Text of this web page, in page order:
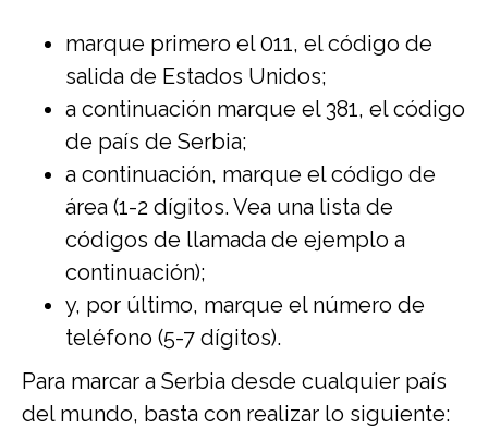
marque primero el 011, el código de
salida de Estados Unidos;
a continuación marque el 381, el código
de país de Serbia;
a continuación, marque el código de
área (1-2 dígitos. Vea una lista de
códigos de llamada de ejemplo a
continuación);
y, por último, marque el número de
teléfono (5-7 dígitos).
Para marcar a Serbia desde cualquier país
del mundo, basta con realizar lo siguiente: